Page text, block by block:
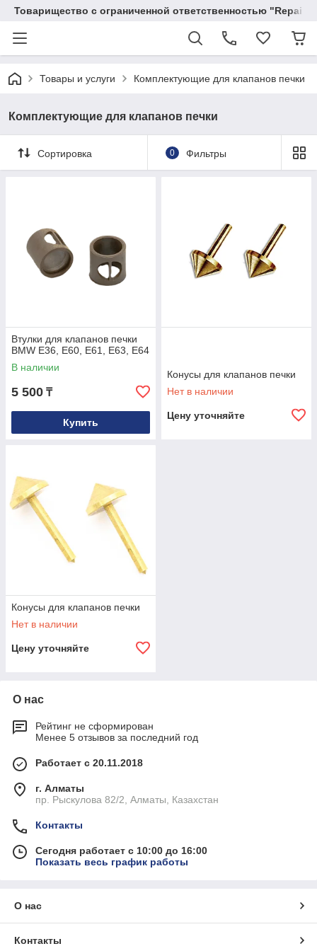
Товарищество с ограниченной ответственностью
Товары и услуги Комплектующие для клапанов печки
Комплектующие для клапанов печки
Сортировка 0 Фильтры
Втулки для клапанов печки
BMW E36, E60, E61, E63, E64
В наличии
5 500 ₸
Купить
Конусы для клапанов печки
Нет в наличии
Цену уточняйте
Конусы для клапанов печки
Нет в наличии
Цену уточняйте
О нас
Рейтинг не сформирован
Менее 5 отзывов за последний год
Работает с 20.11.2018
г. Алматы
пр. Рыскулова 82/2, Алматы, Казахстан
Контакты
Сегодня работает с 10:00 до 16:00
Показать весь график работы
О нас
Контакты